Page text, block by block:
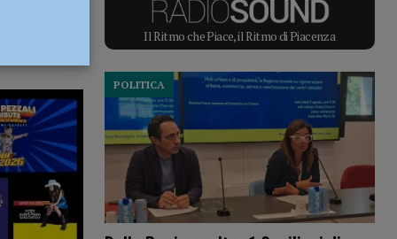
Il Ritmo che Piace, il Ritmo di Piacenza
POLITICA